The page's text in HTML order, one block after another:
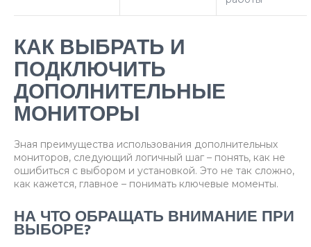
КАК ВЫБРАТЬ И
ПОДКЛЮЧИТЬ
ДОПОЛНИТЕЛЬНЫЕ
МОНИТОРЫ
Зная преимущества использования дополнительных
мониторов, следующий логичный шаг – понять, как не
ошибиться с выбором и установкой. Это не так сложно,
как кажется, главное – понимать ключевые моменты.
НА ЧТО ОБРАЩАТЬ ВНИМАНИЕ ПРИ
ВЫБОРЕ?